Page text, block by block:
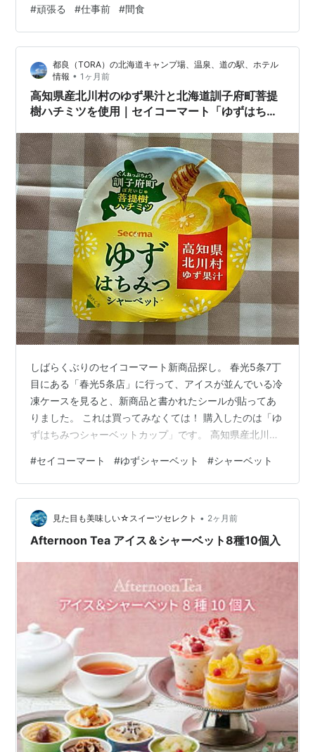
#頑張る #仕事前 #間食
都良（TORA）の北海道キャンプ場、温泉、道の駅、ホテル
情報 • 1ヶ月前
高知県産北川村のゆず果汁と北海道訓子府町菩提
樹ハチミツを使用｜セイコーマート「ゆずはちみ
しばらくぶりのセイコーマート新商品探し。 春光5条7丁
目にある「春光5条店」に行って、アイスが並んでいる冷
凍ケースを見ると、新商品と書かれたシールが貼ってあ
りました。 これは買ってみなくては！ 購入したのは「ゆ
ずはちみつシャーベットカップ」です。 高知県産北川村
いるそうです。 ゆずの香りがさわやかで夏っぽいのです
が、個人的には「う～ん」という感じ。 ゆずが嫌いとい
うわけではないのですが、どうもバスクリンの香りを思
い出してしまって・・・。 バスクリン バスクリンゆずの
香り600g | バスクリン ゆずの香り 入浴剤 薬用入浴剤 冷
#セイコーマート #ゆずシャーベット #シャーベット
見た目も美味しい☆スイーツセレクト • 2ヶ月前
Afternoon Tea アイス＆シャーベット8種10個入